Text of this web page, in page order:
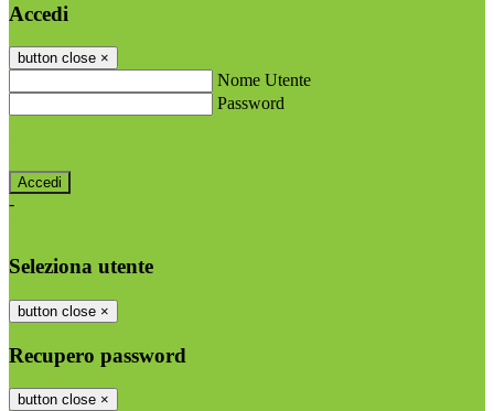
Accedi
button close ×
Nome Utente
Password
-
Seleziona utente
button close ×
Recupero password
button close ×